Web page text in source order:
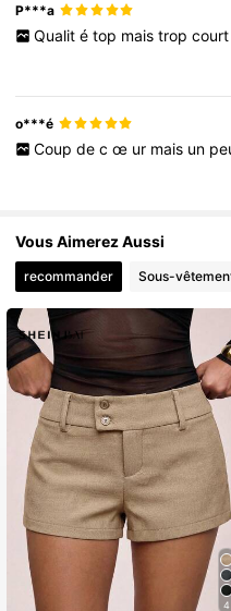
P***a
Qualit é top mais trop court
o***é
Coup de c œ ur mais un
Vous Aimerez Aussi
recommander Sous-
4